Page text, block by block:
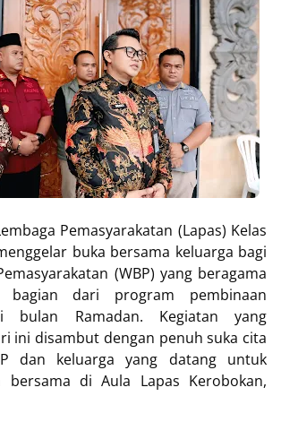
Pemasyarakatan (Lapas) Kelas
buka bersama keluarga bagi
(WBP) yang beragama
bagian dari program pembinaan
bulan Ramadan. Kegiatan yang
ini disambut dengan penuh suka cita
dan keluarga yang datang untuk
bersama di Aula Lapas Kerobokan,